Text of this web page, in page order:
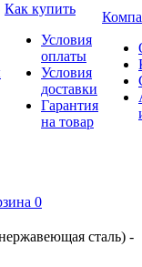
Как купить
Условия
оплаты
Условия
доставки
Гарантия
на товар
0
сталь) -